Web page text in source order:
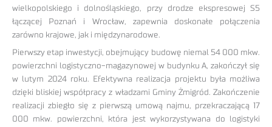
wielkopolskiego i dolnośląskiego, przy drodze ekspresowej S5
łączącej Poznań i Wrocław, zapewnia doskonałe połączenia
zarówno krajowe, jak i międzynarodowe.
Pierwszy etap inwestycji, obejmujący budowę niemal 54 000 mkw.
powierzchni logistyczno-magazynowej w budynku A, zakończył się
w lutym 2024 roku. Efektywna realizacja projektu była możliwa
dzięki bliskiej współpracy z władzami Gminy Żmigród. Zakończenie
realizacji zbiegło się z pierwszą umową najmu, przekraczającą 17
000 mkw. powierzchni, która jest wykorzystywana do logistyki